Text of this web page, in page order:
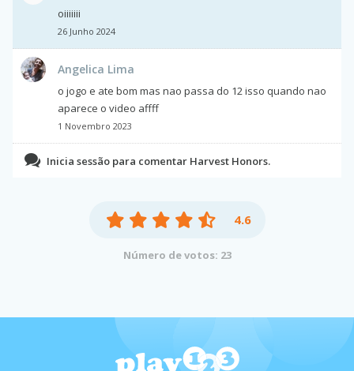
oiiiiiii
26 Junho 2024
Angelica Lima
o jogo e ate bom mas nao passa do 12 isso quando nao
aparece o video affff
1 Novembro 2023
Inicia sessão para comentar Harvest Honors.
4.6
Número de votos: 23